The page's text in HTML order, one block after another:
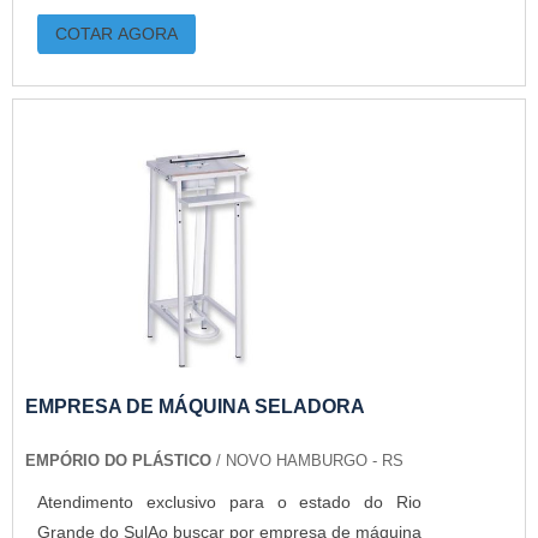
COTAR AGORA
EMPRESA DE MÁQUINA SELADORA
EMPÓRIO DO PLÁSTICO / NOVO HAMBURGO - RS
Atendimento exclusivo para o estado do Rio
Grande do SulAo buscar por empresa de máquina